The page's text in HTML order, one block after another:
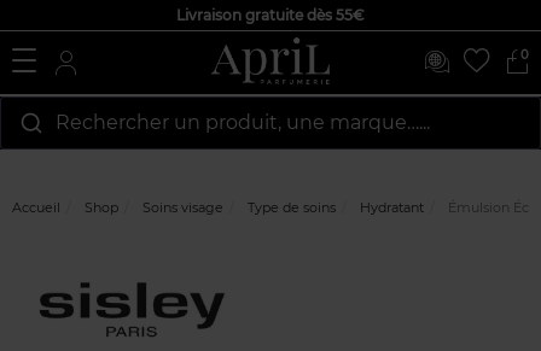
Livraison gratuite dès 55€
0
Rechercher un produit, une marque…...
Accueil Shop Soins visage Type de soins Hydratant Émulsion